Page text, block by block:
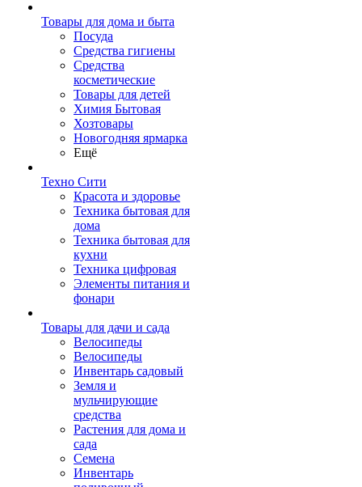
Товары для дома и быта
Посуда
Средства гигиены
Средства
косметические
Товары для детей
Химия Бытовая
Хозтовары
Новогодняя ярмарка
Ещё
Техно Сити
Красота и здоровье
Техника бытовая для
дома
Техника бытовая для
кухни
Техника цифровая
Элементы питания и
фонари
Товары для дачи и сада
Велосипеды
Велосипеды
Инвентарь садовый
Земля и
мульчирующие
средства
Растения для дома и
сада
Семена
Инвентарь